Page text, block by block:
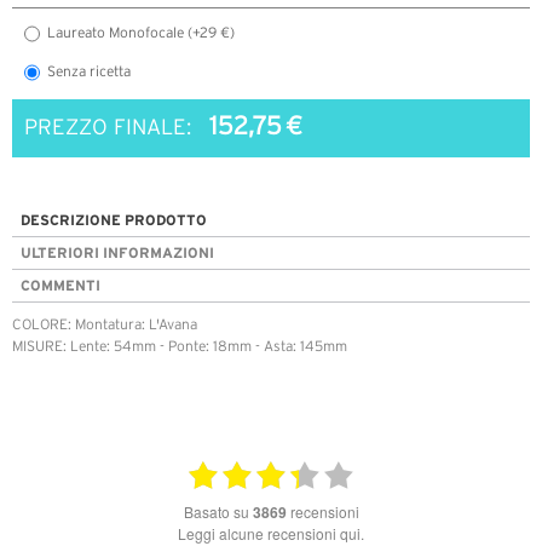
Laureato Monofocale (+29 €)
Senza ricetta
PREZZO FINALE: 152,75 €
DESCRIZIONE PRODOTTO
ULTERIORI INFORMAZIONI
COMMENTI
COLORE: Montatura: L'Avana
MISURE: Lente: 54mm - Ponte: 18mm - Asta: 145mm
basato su 3869 recensioni
Leggi alcune recensioni qui.